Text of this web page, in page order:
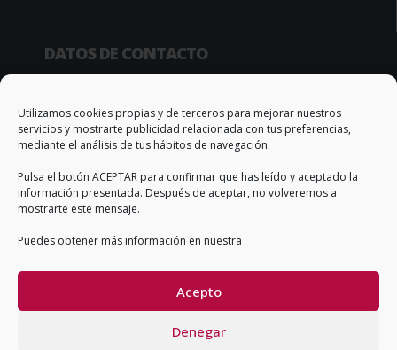
Utilizamos cookies propias y de terceros para mejorar nuestros
servicios y mostrarte publicidad relacionada con tus preferencias,
mediante el análisis de tus hábitos de navegación.
Pulsa el botón ACEPTAR para confirmar que has leído y aceptado la
información presentada. Después de aceptar, no volveremos a
mostrarte este mensaje.
Puedes obtener más información en nuestra
Acepto
Denegar
DATOS DE CONTACTO
03370 Redován (Alicante – España)
Apto. Correos, 67
info@qs-adhesivos.es
CONDICIONES GENERALES DE VENTA